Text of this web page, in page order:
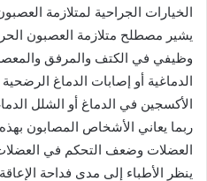
الخيارات الجراحية لمتلازمة
يشير مصطلح متلازمة العصبون
وظيفي في الكتف والمرفق
الدماغية أو إصابات الدماغ
الأكسجين في الدماغ أو الشلل
ربما يعاني الأشخاص المصابون
العضلات وضعف التحكم في
ينظر الأطباء إلى مدى فداحة